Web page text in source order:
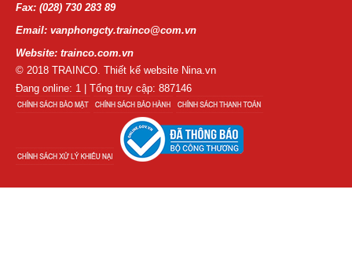
Fax: (028) 730 283 89
Email: vanphongcty.trainco@com.vn
Website: trainco.com.vn
© 2018 TRAINCO. Thiết kế website Nina.vn
Đang online: 1 | Tổng truy cập: 887146